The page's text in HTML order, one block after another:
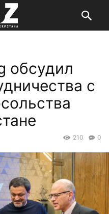
обсудил
с
0
210